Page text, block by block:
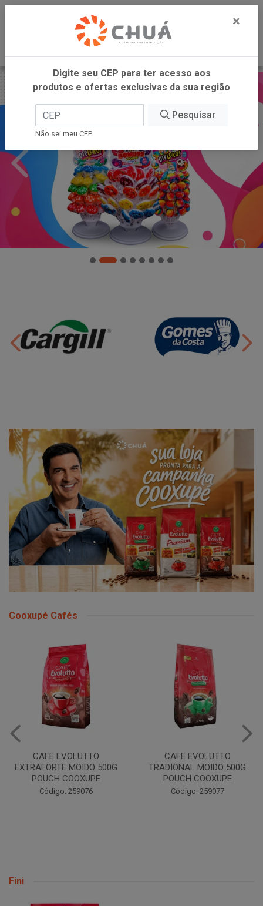
Cooxupé Cafés
CAFE EVOLUTTO
EXTRAFORTE MOIDO 500G
POUCH COOXUPE
Código: 259076
CAFE EVOLUTTO
TRADIONAL MOIDO 500G
POUCH COOXUPE
Código: 259077
Fini
×
Digite seu CEP para ter acesso aos
produtos e ofertas exclusivas da sua região
Pesquisar
Não sei meu CEP